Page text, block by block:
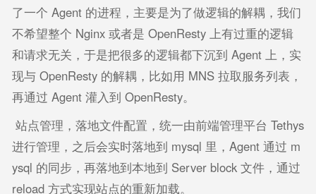
了一个 Agent 的进程，主要是为了做逻辑的解耦，我们
不希望整个 Nginx 或者是 OpenResty 上有过重的逻辑
和请求无关，于是把很多的逻辑都下沉到 Agent 上，实
现与 OpenResty 的解耦，比如用 MNS 拉取服务列表，
再通过 Agent 灌入到 OpenResty。
站点管理，落地文件配置，统一由前端管理平台 Tethys
进行管理，之后会实时落地到 mysql 里，Agent 通过 m
ysql 的同步，再落地到本地到 Server block 文件，通过
reload 方式实现站点的重新加载。